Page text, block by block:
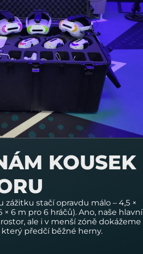
KOUSEK
stačí opravdu málo – 4,5 ×
× 6 m pro 6 hráčů). Ano, naše hlavní
ale i v menší zóně dokážeme
předčí běžné herny.